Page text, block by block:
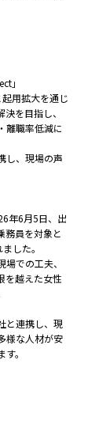
」
用拡大を通じ
を目指し、
離職率低減に
し、現場の声
年6月5日、出
務員を対象と
した。
での工夫、
を越えた女性
と連携し、現
様な人材が安
。